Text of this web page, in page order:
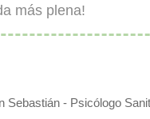
más plena!
Sebastián - Psicólogo